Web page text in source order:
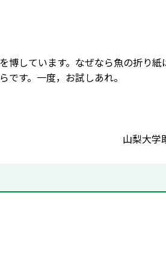
博しています。なぜなら魚の折り
す。一度，お試しあれ。
山梨大